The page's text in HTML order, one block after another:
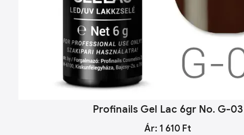
Profinails Gel Lac 6gr No. G-03
Ár: 1 610 Ft